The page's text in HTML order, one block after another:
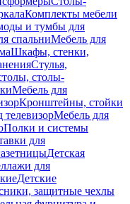
Комплекты мебели
и тумбы для
спальниМебель для
Шкафы, стенки,
Стулья,
столы-
Мебель для
Кронштейны, стойки
Мебель для
Полки и системы
для
Детская
для
Детские
защитные чехлы